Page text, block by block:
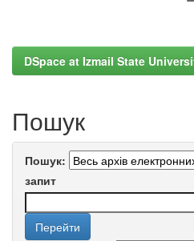
DSpace at Izmail State
Пошук
Пошук:
запит